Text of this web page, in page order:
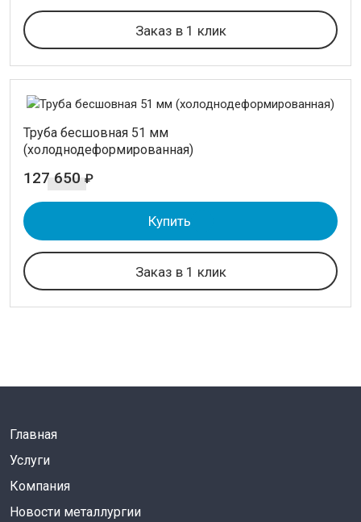
Заказ в 1 клик
Труба бесшовная 51 мм
(холоднодеформированная)
127 650 ₽
Купить
Заказ в 1 клик
Главная
Услуги
Компания
Новости металлургии